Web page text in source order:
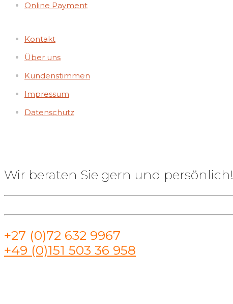
Online Payment
Kontakt
Über uns
Kundenstimmen
Impressum
Datenschutz
Wir beraten Sie gern und persönlich!
+27 (0)72 632 9967
+49 (0)151 503 36 958